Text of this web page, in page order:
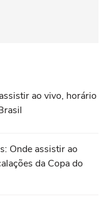
ao vivo, horário
Onde assistir ao
da Copa do